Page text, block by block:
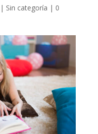
| Sin categoría | 0